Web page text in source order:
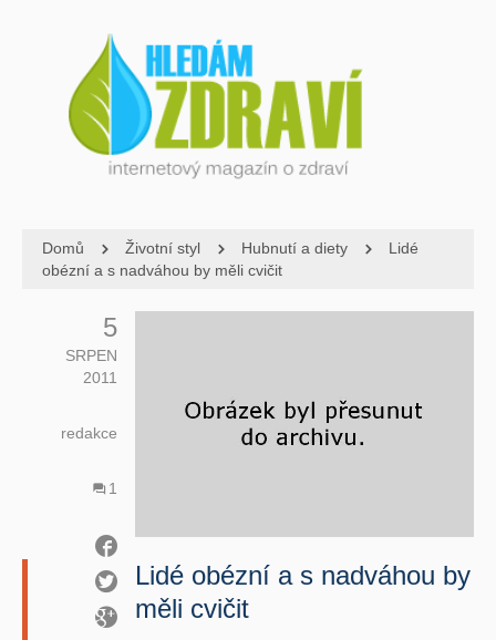
Domů Životní styl Hubnutí a diety
Lidé
obézní a s nadváhou by měli cvičit
5
SRPEN
2011
redakce
1
Lidé obézní a s nadváhou by
měli cvičit